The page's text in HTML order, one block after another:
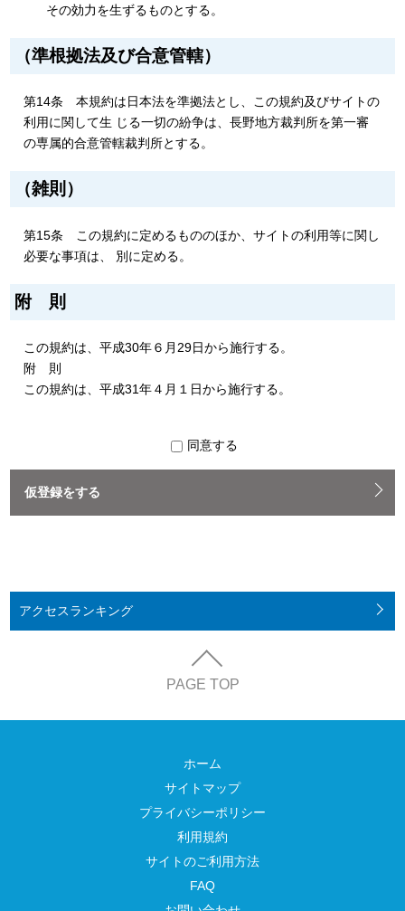
その効力を生ずるものとする。
（準根拠法及び合意管轄）
第14条 本規約は日本法を準拠法とし、この規約及びサイトの
利用に関して生 じる一切の紛争は、長野地方裁判所を第一審
の専属的合意管轄裁判所とする。
（雑則）
第15条 この規約に定めるもののほか、サイトの利用等に関し
必要な事項は、 別に定める。
附 則
この規約は、平成30年６月29日から施行する。
附 則
この規約は、平成31年４月１日から施行する。
同意する
仮登録をする
アクセスランキング
PAGE TOP
ホーム
サイトマップ
プライバシーポリシー
利用規約
サイトのご利用方法
FAQ